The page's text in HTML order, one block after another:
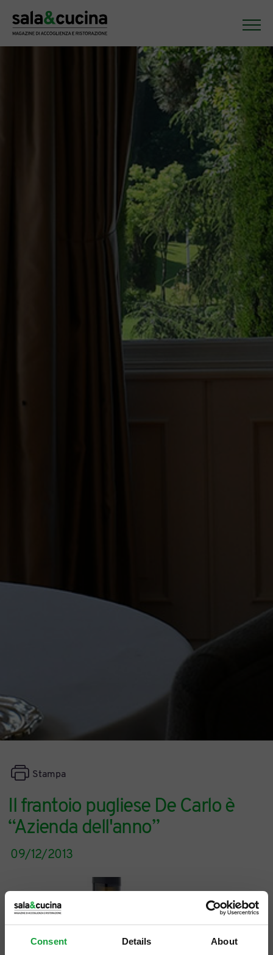
Consent Details About
Il frantoio pugliese De Carlo è
“Azienda dell'anno”
Stampa
09/12/2013